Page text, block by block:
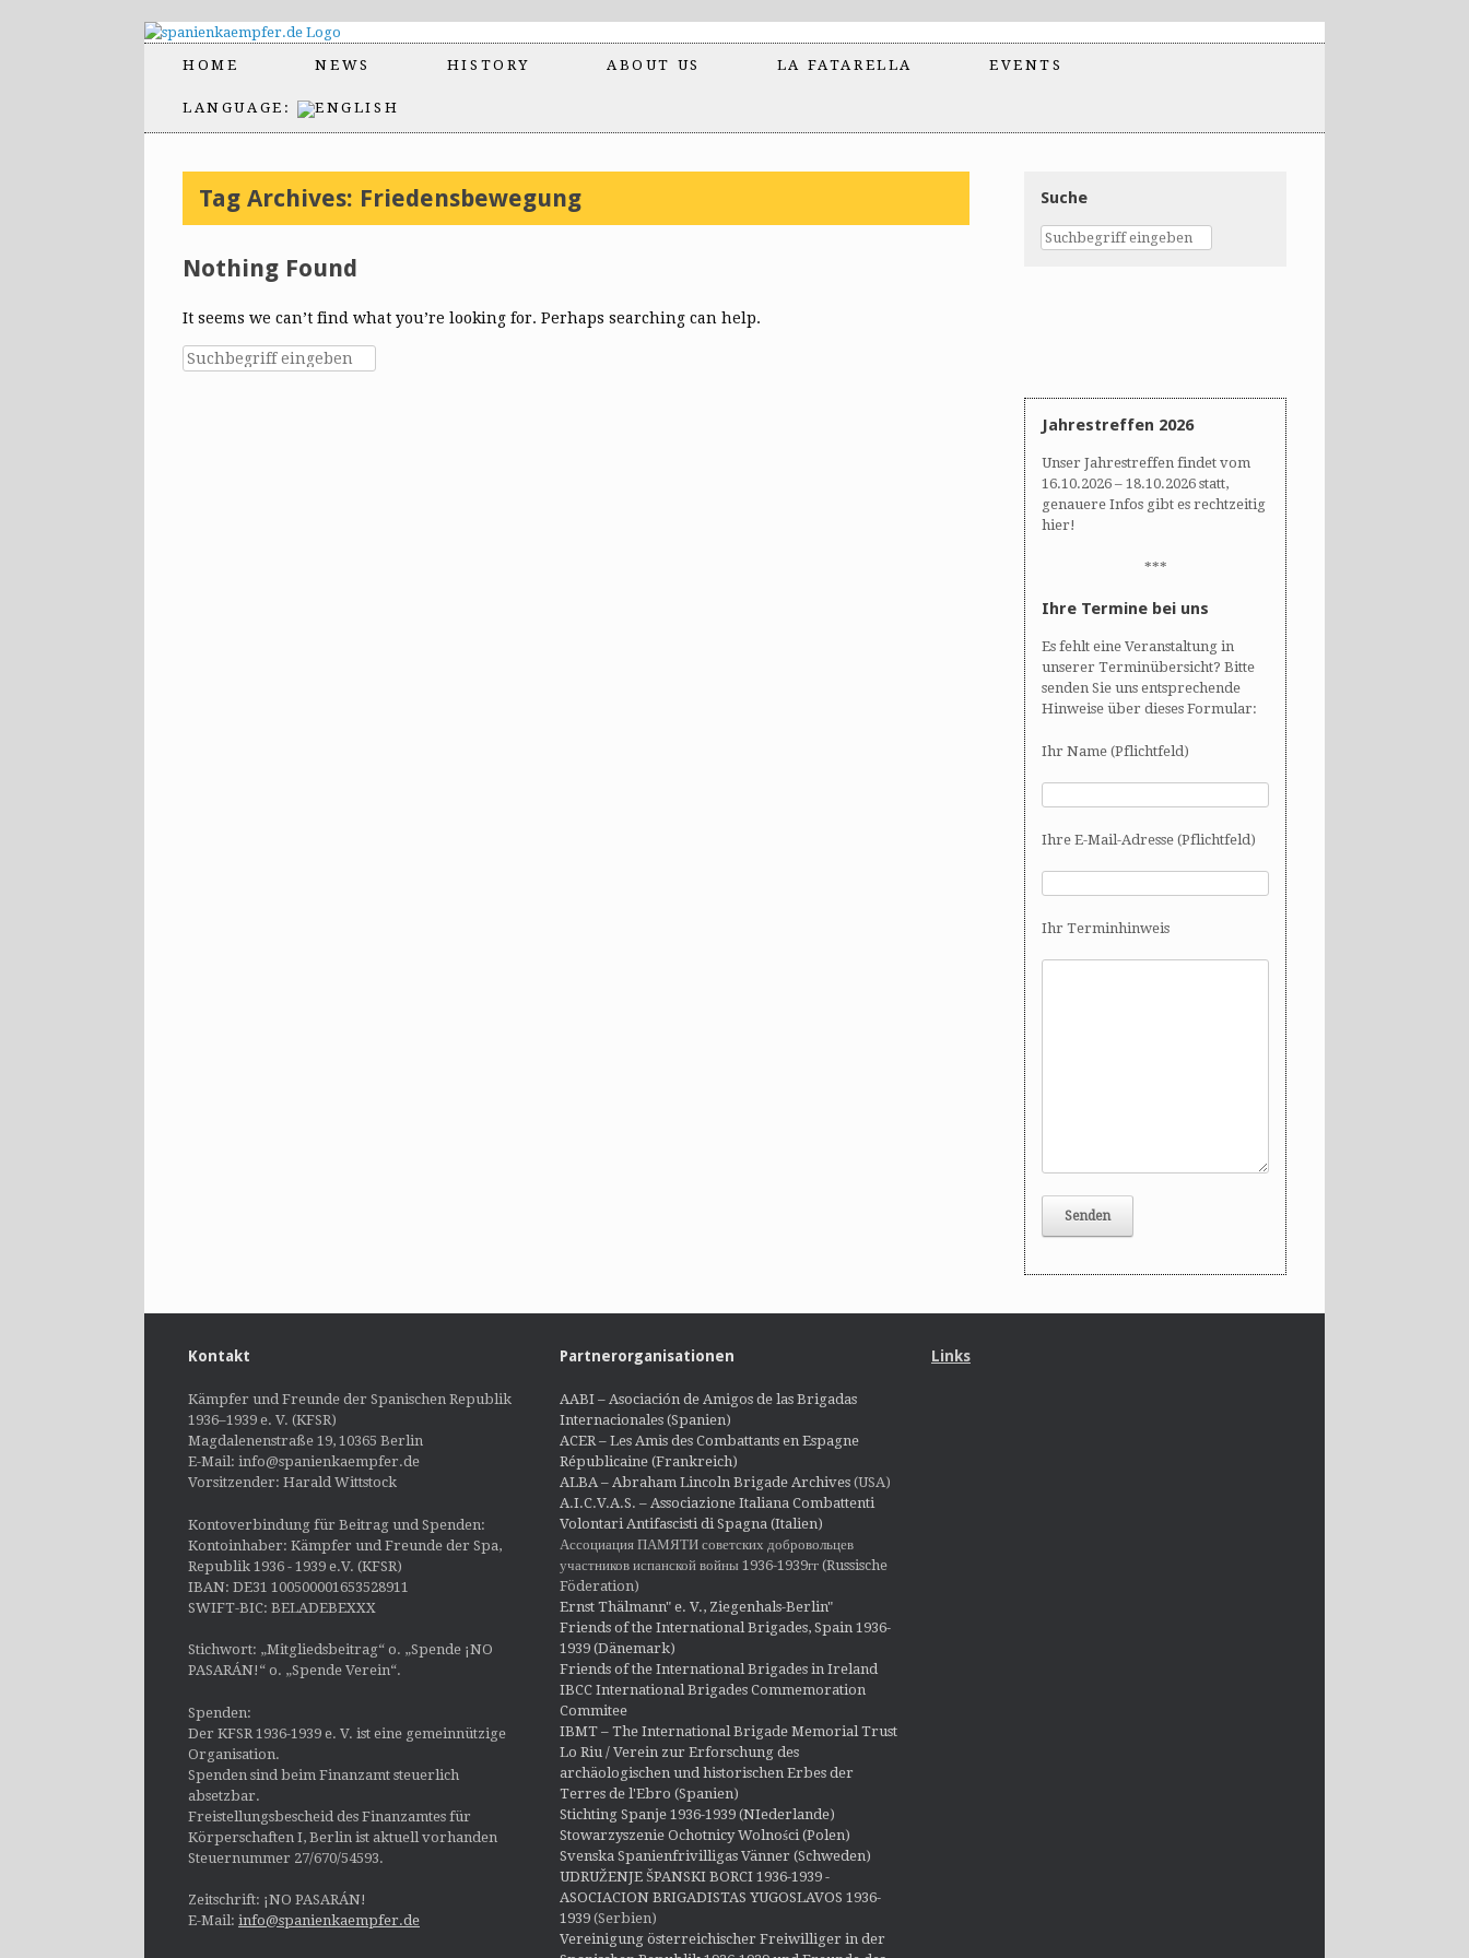
HOME NEWS HISTORY ABOUT US LA FATARELLA EVENTS
LANGUAGE:
Tag Archives: Friedensbewegung
Nothing Found
It seems we can’t find what you’re looking for. Perhaps searching can help.
Suche
Jahrestreffen 2026
Unser Jahrestreffen findet vom
16.10.2026 – 18.10.2026 statt,
genauere Infos gibt es rechtzeitig
hier!
***
Ihre Termine bei uns
Es fehlt eine Veranstaltung in
unserer Terminübersicht? Bitte
senden Sie uns entsprechende
Hinweise über dieses Formular:
Ihr Name (Pflichtfeld)
Ihre E-Mail-Adresse (Pflichtfeld)
Ihr Terminhinweis
Kontakt
Kämpfer und Freunde der Spanischen Republik
1936–1939 e. V. (KFSR)
Magdalenenstraße 19, 10365 Berlin
E-Mail: info@spanienkaempfer.de
Vorsitzender: Harald Wittstock
Kontoverbindung für Beitrag und Spenden:
Kontoinhaber: Kämpfer und Freunde der Spa,
Republik 1936 - 1939 e.V. (KFSR)
IBAN: DE31 100500001653528911
SWIFT-BIC: BELADEBEXXX
Stichwort: „Mitgliedsbeitrag“ o. „Spende ¡NO
PASARÁN!“ o. „Spende Verein“.
Spenden:
Der KFSR 1936-1939 e. V. ist eine gemeinnützige
Organisation.
Spenden sind beim Finanzamt steuerlich
absetzbar.
Freistellungsbescheid des Finanzamtes für
Körperschaften I, Berlin ist aktuell vorhanden
Steuernummer 27/670/54593.
Zeitschrift: ¡NO PASARÁN!
E-Mail: info@spanienkaempfer.de
Partnerorganisationen
AABI – Asociación de Amigos de las Brigadas
Internacionales (Spanien)
ACER – Les Amis des Combattants en Espagne
Républicaine (Frankreich)
ALBA – Abraham Lincoln Brigade Archives(USA)
A.I.C.V.A.S. – Associazione Italiana Combattenti
Volontari Antifascisti di Spagna (Italien)
Ассоциация ПАМЯТИ советских добровольцев
участников испанской войны 1936-1939гг (Russische
Föderation)
Ernst Thälmann" e. V., Ziegenhals-Berlin"
Friends of the International Brigades, Spain 1936-
1939 (Dänemark)
Friends of the International Brigades in Ireland
IBCC International Brigades Commemoration
Commitee
IBMT – The International Brigade Memorial Trust
Lo Riu / Verein zur Erforschung des
archäologischen und historischen Erbes der
Terres de l'Ebro (Spanien)
Stichting Spanje 1936-1939 (NIederlande)
Stowarzyszenie Ochotnicy Wolności (Polen)
Svenska Spanienfrivilligas Vänner (Schweden)
UDRUŽENJE ŠPANSKI BORCI 1936-1939 -
ASOCIACION BRIGADISTAS YUGOSLAVOS 1936-
1939(Serbien)
Vereinigung österreichischer Freiwilliger in der
Links